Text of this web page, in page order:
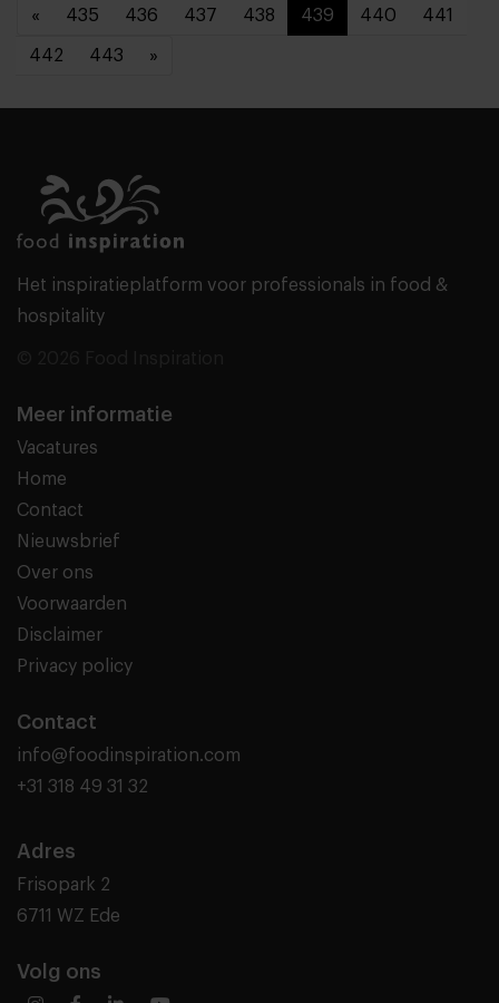
« 435 436 437 438 439 440 441
442 443 »
Het inspiratieplatform voor professionals in food &
hospitality
Meer informatie
Vacatures
Home
Contact
Nieuwsbrief
Over ons
Voorwaarden
Disclaimer
Privacy policy
Contact
info@foodinspiration.com
+31 318 49 31 32
Adres
Frisopark 2
6711 WZ Ede
Volg ons